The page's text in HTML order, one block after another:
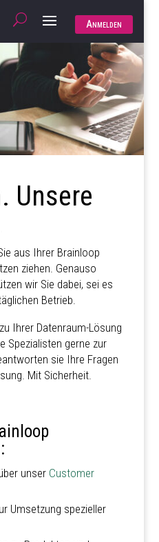
Anmelden
Unsere
aus Ihrer Brainloop
ziehen. Genauso
wir Sie dabei, sei es
Betrieb.
Ihrer Datenraum-Lösung
Spezialisten gerne zur
sie Ihre Fragen
Mit Sicherheit.
unser Customer
Umsetzung spezieller